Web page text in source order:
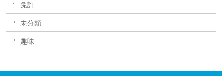
免許
未分類
趣味